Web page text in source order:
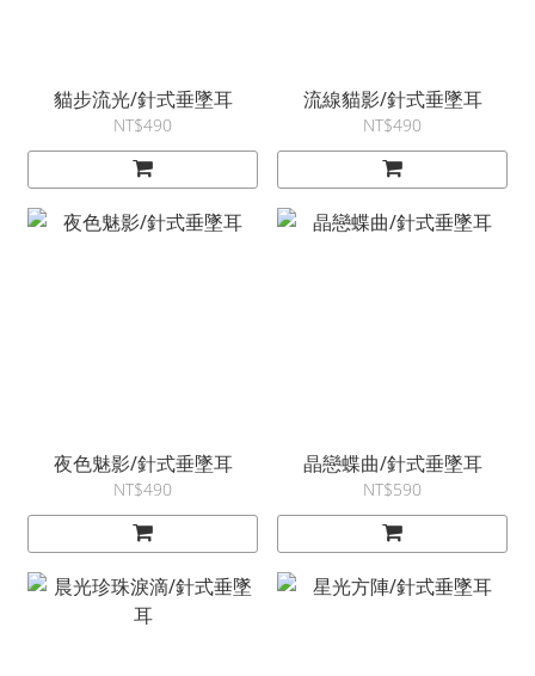
貓步流光/針式垂墜耳
NT$490
流線貓影/針式垂墜耳
NT$490
夜色魅影/針式垂墜耳
NT$490
晶戀蝶曲/針式垂墜耳
NT$590